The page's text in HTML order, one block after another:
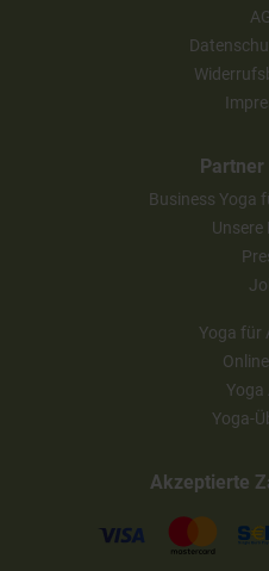
Partner
Business Yoga
Unsere
Yoga für
Yoga
Yoga-
Akzeptierte